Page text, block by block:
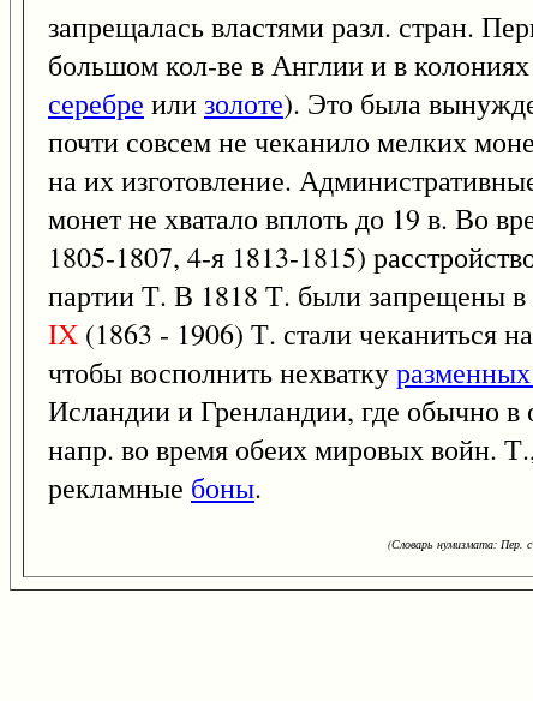
запрещалась властями разл. стран.
большом кол-ве в Англии и в
серебре илизолоте). Это была
почти совсем не чеканило мелких
на их изготовление.
монет не хватало вплоть до 19 в. Во
1805-1807, 4-я 1813-1815)
партии Т. В 1818 Т. были запрещены в
IX (1863 - 1906) Т. стали чеканиться
чтобы восполнить нехватку
Исландии и Гренландии, где обычно
напр. во время обеих мировых войн.
рекламные боны.
(Словарь нумизмата: Пер.